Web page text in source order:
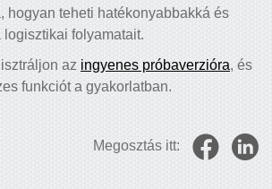
hogyan teheti hatékonyabbakká és
folyamatait.
az ingyenes próbaverzióra, és
funkciót a gyakorlatban.
Megosztás itt: